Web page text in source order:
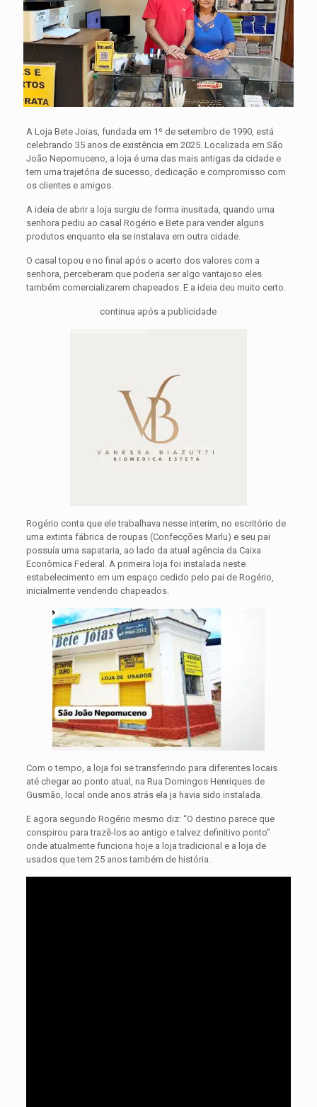
A Loja Bete Joias, fundada em 1º de setembro de 1990, está
celebrando 35 anos de existência em 2025. Localizada em São
João Nepomuceno, a loja é uma das mais antigas da cidade e
tem uma trajetória de sucesso, dedicação e compromisso com
os clientes e amigos.
A ideia de abrir a loja surgiu de forma inusitada, quando uma
senhora pediu ao casal Rogério e Bete para vender alguns
produtos enquanto ela se instalava em outra cidade.
O casal topou e no final após o acerto dos valores com a
senhora, perceberam que poderia ser algo vantajoso eles
também comercializarem chapeados. E a ideia deu muito certo.
continua após a publicidade
Rogério conta que ele trabalhava nesse interim, no escritório de
uma extinta fábrica de roupas (Confecções Marlu) e seu pai
possuía uma sapataria, ao lado da atual agência da Caixa
Econômica Federal. A primeira loja foi instalada neste
estabelecimento em um espaço cedido pelo pai de Rogério,
inicialmente vendendo chapeados.
Com o tempo, a loja foi se transferindo para diferentes locais
até chegar ao ponto atual, na Rua Domingos Henriques de
Gusmão, local onde anos atrás ela ja havia sido instalada.
E agora segundo Rogério mesmo diz: “O destino parece que
conspirou para trazê-los ao antigo e talvez definitivo ponto”
onde atualmente funciona hoje a loja tradicional e a loja de
usados que tem 25 anos também de história.